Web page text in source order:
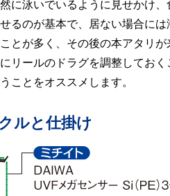
泳いでいるように見せかけ、
るのが基本で、居ない場合に
とが多く、その後の本アタリ
リールのドラグを調整してお
ことをオススメします。
ルと仕掛け